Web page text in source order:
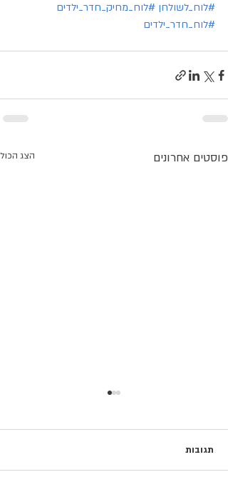
#לוח_לשולחן #לוח_מחיק_חדר_ילדים
#לוח_חדר_ילדים
פוסטים אחרונים הצג הכול
תגובות